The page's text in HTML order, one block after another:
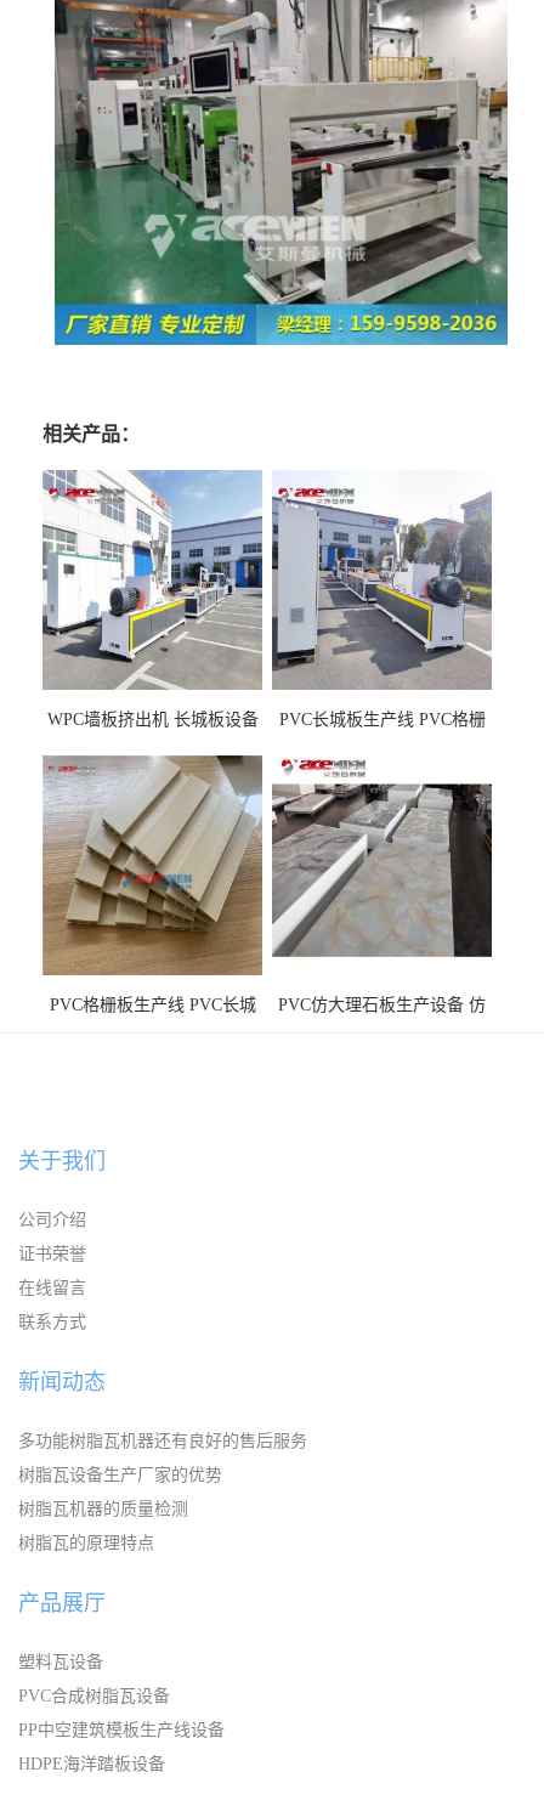
相关产品：
WPC墙板挤出机 长城板设备
PVC长城板生产线 PVC格栅
PVC格栅板生产线 PVC长城
PVC仿大理石板生产设备 仿
关于我们
公司介绍
证书荣誉
在线留言
联系方式
新闻动态
多功能树脂瓦机器还有良好的售后服务
树脂瓦设备生产厂家的优势
树脂瓦机器的质量检测
树脂瓦的原理特点
产品展厅
塑料瓦设备
PVC合成树脂瓦设备
PP中空建筑模板生产线设备
HDPE海洋踏板设备